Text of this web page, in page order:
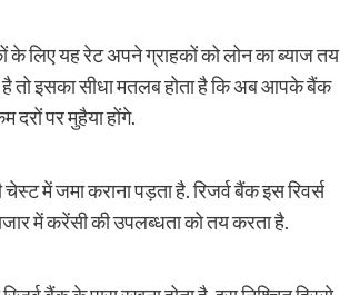
के लिए यह रेट अपने ग्राहकों को लोन का ब्याज तय
है तो इसका सीधा मतलब होता है कि अब आपके बैंक
पर मुहैया होंगे.
में जमा कराना पड़ता है. रिजर्व बैंक इस रिवर्स
में करेंसी की उपलब्धता को तय करता है.